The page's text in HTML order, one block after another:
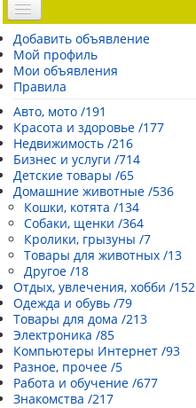
Доска объявлений
Погода Эстонии
Открытки
Каталог сайтов
| Регистрация |
Добавить объявление
Мой профиль
Мои объявления
Правила
Авто, мото /191
Красота и здоровье /177
Недвижимость /216
Бизнес и услуги /714
Детские товары /65
Домашние животные /536
Кошки, котята /134
Собаки, щенки /364
Кролики, грызуны /7
Товары для животных /13
Другое /18
Отдых, увлечения, хобби /152
Одежда и обувь /79
Товары для дома /213
Электроника /85
Компьютеры Интернет /93
Разное, прочее /5
Работа и обучение /677
Знакомства /217